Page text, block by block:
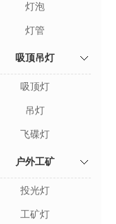
灯泡
灯管
吸顶吊灯
吸顶灯
吊灯
飞碟灯
户外工矿
投光灯
工矿灯